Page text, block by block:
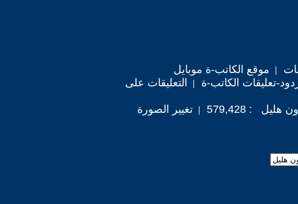
موقع الكاتب-ة موبايل
تعليقات الكاتب-ة
التعليقات على
: 579,428
تغيير الصورة